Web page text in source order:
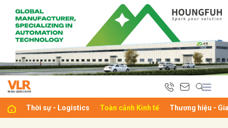
Thời sự - Logistics Toàn cảnh Kinh tế Thương hiệu -
luận